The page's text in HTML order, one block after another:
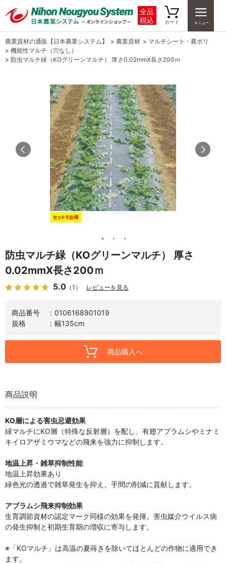
全品
税込
カート
農業資材の通販【日本農業システム】 > 農業資材 > マルチシート・農ポリ
> 機能性マルチ（穴なし）
> 防虫マルチ緑（KOグリーンマルチ） 厚さ0.02mmX長さ200ｍ
防虫マルチ緑（KOグリーンマルチ） 厚さ
0.02mmX長さ200ｍ
5.0 （1） レビューを見る
商品番号
0106168901019
規格
幅135cm
商品購入へ
商品説明
KO層による害虫忌避効果
緑マルチにKO層（特殊な反射層）を配し、有翅アブラムシやミナミ
キイロアザミウマなどの飛来を強力に抑制します。
地温上昇・雑草抑制性能
地温上昇効果あり
緑色光の透過で雑草発生を抑え、手間の削減に貢献します。
アブラムシ飛来抑制効果
生育調節資材の認定マーク同様の効果を発揮。害虫媒介ウイルス病
の発生抑制と初期生育期の増収に寄与します。
※「KOマルチ」は高温の夏蒔きを除いてほとんどの作物に適用でき
ます。